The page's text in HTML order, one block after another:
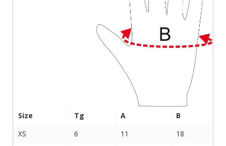
Size Tg A
B
XS
6 11
18